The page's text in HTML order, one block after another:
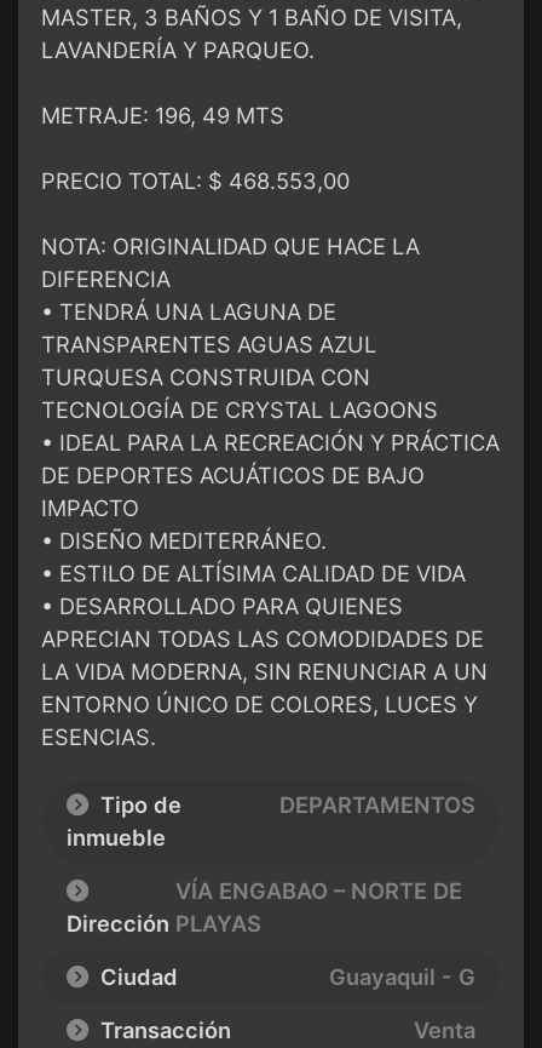
MASTER, 3 BAÑOS Y 1 BAÑO DE VISITA,
LAVANDERÍA Y PARQUEO.
METRAJE: 196, 49 MTS
PRECIO TOTAL: $ 468.553,00
NOTA: ORIGINALIDAD QUE HACE LA
DIFERENCIA
• TENDRÁ UNA LAGUNA DE
TRANSPARENTES AGUAS AZUL
TURQUESA CONSTRUIDA CON
TECNOLOGÍA DE CRYSTAL LAGOONS
• IDEAL PARA LA RECREACIÓN Y PRÁCTICA
DE DEPORTES ACUÁTICOS DE BAJO
IMPACTO
• DISEÑO MEDITERRÁNEO.
• ESTILO DE ALTÍSIMA CALIDAD DE VIDA
• DESARROLLADO PARA QUIENES
APRECIAN TODAS LAS COMODIDADES DE
LA VIDA MODERNA, SIN RENUNCIAR A UN
ENTORNO ÚNICO DE COLORES, LUCES Y
ESENCIAS.
Tipo de
inmueble
DEPARTAMENTOS
Dirección
VÍA ENGABAO – NORTE DE
PLAYAS
Ciudad
Guayaquil - G
Transacción
Venta